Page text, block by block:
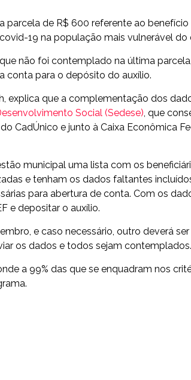
parcela de R$ 600 referente ao benefício
19 na população mais vulnerável do
não foi contemplado na última
conta para o depósito do auxílio.
explica que a complementação dos
Social (Sedese), que
CadÚnico e junto à Caixa Econômica
municipal uma lista com os
e tenham os dados faltantes
para abertura de conta. Com os
e depositar o auxílio.
e caso necessário, outro deverá
os dados e todos sejam contemplados.
a 99% das que se enquadram nos